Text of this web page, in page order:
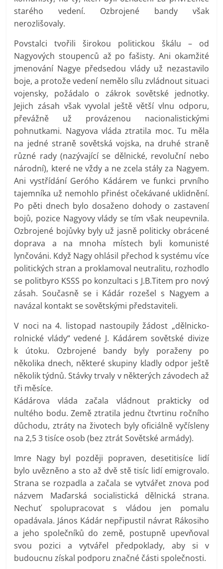
starého vedení. Ozbrojené bandy však
nerozlišovaly.
Povstalci tvořili širokou politickou škálu – od
Nagyových stoupenců až po fašisty. Ani okamžité
jmenování Nagye předsedou vlády už nezastavilo
boje, a protože vedení nemělo sílu zvládnout situaci
vojensky, požádalo o zákrok sovětské jednotky.
Jejich zásah však vyvolal ještě větší vlnu odporu,
převážně už provázenou nacionalistickými
pohnutkami. Nagyova vláda ztratila moc. Tu měla
na jedné straně sovětská vojska, na druhé straně
různé rady (nazývající se dělnické, revoluční nebo
národní), které ne vždy a ne zcela stály za Nagyem.
Ani vystřídání Geróho Kádárem ve funkci prvního
tajemníka už nemohlo přinést očekávané uklidnění.
Po pěti dnech bylo dosaženo dohody o zastavení
bojů, pozice Nagyovy vlády se tím však neupevnila.
Ozbrojené bojůvky byly už jasně politicky obrácené
doprava a na mnoha místech byli komunisté
lynčováni. Když Nagy ohlásil přechod k systému více
politických stran a proklamoval neutralitu, rozhodlo
se politbyro KSSS po konzultaci s J.B.Titem pro nový
zásah. Současně se i Kádár rozešel s Nagyem a
navázal kontakt se sovětskými představiteli.
V noci na 4. listopad nastoupily žádost „dělnicko-
rolnické vlády“ vedené J. Kádárem sovětské divize
k útoku. Ozbrojené bandy byly poraženy po
několika dnech, některé skupiny kladly odpor ještě
několik týdnů. Stávky trvaly v některých závodech až
tři měsíce.
Kádárova vláda začala vládnout prakticky od
nultého bodu. Země ztratila jednu čtvrtinu ročního
důchodu, ztráty na životech byly oficiálně vyčísleny
na 2,5 3 tisíce osob (bez ztrát Sovětské armády).
Imre Nagy byl později popraven, desetitisíce lidí
bylo uvězněno a sto až dvě stě tisíc lidí emigrovalo.
Strana se rozpadla a začala se vytvářet znova pod
názvem Maďarská socialistická dělnická strana.
Nechuť spolupracovat s vládou jen pomalu
opadávala. János Kádár nepřipustil návrat Rákosiho
a jeho společníků do země, postupně upevňoval
svou pozici a vytvářel předpoklady, aby si v
budoucnu získal podporu značné části společnosti.